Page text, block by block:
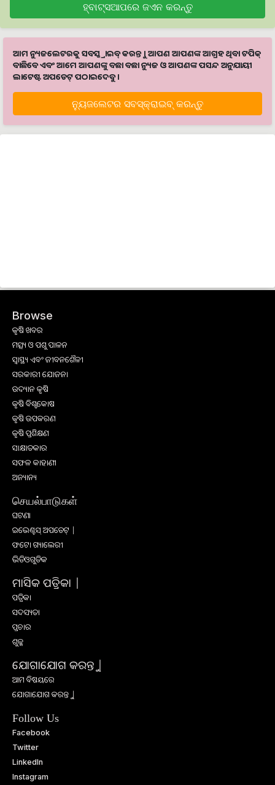
ହ୍ବାଟ୍ସଆପରେ ଜଏନ କରନ୍ତୁ
ଆମ ନ୍ୟୁଜଲେଟରକୁ ସବସ୍କ୍ରାଇବ୍ କରନ୍ତୁ । ଆପଣ ଆପଣଙ୍କ ଆଗ୍ରହ ଥିବା ଟପିକ୍‌
ବାଛିବେ ଏବଂ ଆମେ ଆପଣଙ୍କୁ ବଛା ବଛା ନ୍ୟୁଜ ଓ ଆପଣଙ୍କ ପସନ୍ଦ ଅନୁଯାୟୀ
ଲାଟେଷ୍ଟ ଅପଡେଟ୍‌ ପଠାଇଦେବୁ ।
ନ୍ୟୁଜଲେଟର ସବସ୍କ୍ରାଇବ୍‌ କରନ୍ତୁ
Browse
କୃଷି ଖବର
ମତ୍ସ୍ୟ ଓ ପଶୁ ପାଳନ
ସ୍ୱାସ୍ଥ୍ୟ ଏବଂ ଜୀବନଶୈଳୀ
ସରକାରୀ ଯୋଜନା
ଉଦ୍ୟାନ କୃଷି
କୃଷି ବିଶ୍ବକୋଷ
କୃଷି ଉପକରଣ
କୃଷି ପ୍ରଶିକ୍ଷଣ
ସାକ୍ଷାତକାର
ସଫଳ କାହାଣୀ
ଅନ୍ୟାନ୍ୟ
செயல்பாடுகள்
ଘଟଣା
ଇଭେଣ୍ଟସ୍ ଅପଡେଟ୍ |
ଫଟୋ ଗ୍ୟାଲେରୀ
ଭିଡିଓଗୁଡିକ
ମାସିକ ପତ୍ରିକା |
ପତ୍ରିକା
ସଦସ୍ୟତା
ପ୍ରଚାର
ଶୁଳ୍କ
ଯୋଗାଯୋଗ କରନ୍ତୁ |
ଆମ ବିଷୟରେ
ଯୋଗାଯୋଗ କରନ୍ତୁ |
Follow Us
Facebook
Twitter
LinkedIn
Instagram